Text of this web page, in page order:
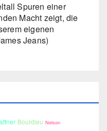
Spuren einer
Macht zeigt, die
eigenen
Jeans)
Bourdieu Nelson